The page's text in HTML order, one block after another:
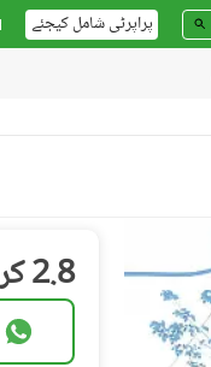
پراپرٹی شامل کیجئے
2.8 کروڑ